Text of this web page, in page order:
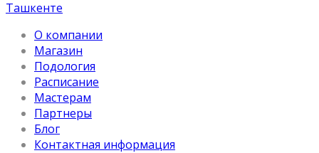
О компании
Магазин
Подология
Расписание
Мастерам
Партнеры
Блог
Контактная информация